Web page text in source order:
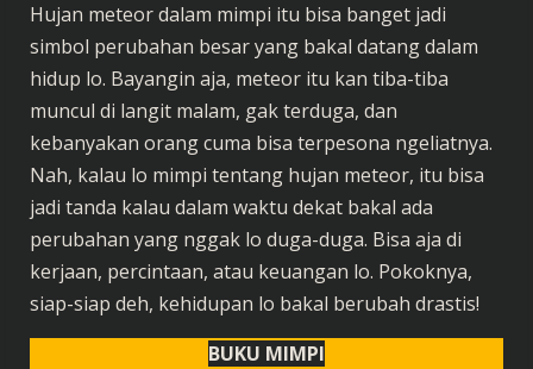
Hujan meteor dalam mimpi itu bisa banget jadi
simbol perubahan besar yang bakal datang dalam
hidup lo. Bayangin aja, meteor itu kan tiba-tiba
muncul di langit malam, gak terduga, dan
kebanyakan orang cuma bisa terpesona ngeliatnya.
Nah, kalau lo mimpi tentang hujan meteor, itu bisa
jadi tanda kalau dalam waktu dekat bakal ada
perubahan yang nggak lo duga-duga. Bisa aja di
kerjaan, percintaan, atau keuangan lo. Pokoknya,
siap-siap deh, kehidupan lo bakal berubah drastis!
BUKU MIMPI